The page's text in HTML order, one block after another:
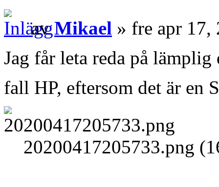
avMikael » fre apr 17,
Jag får leta reda på
fall HP, eftersom det är en
20200417205733.png